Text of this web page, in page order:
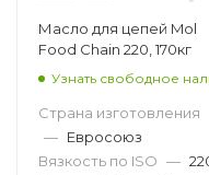
Масло для цепей Mol
Food Chain 220, 170кг
Узнать свободное
Страна изготовления
— Евросоюз
Вязкость по ISO —